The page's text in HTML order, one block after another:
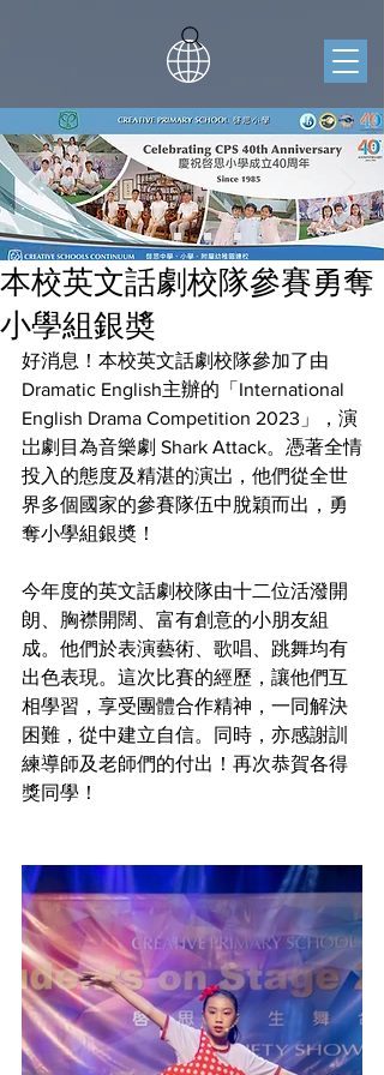
本校英文話劇校隊參賽勇奪
小學組銀奬
好消息！本校英文話劇校隊參加了由
Dramatic English主辦的「International
English Drama Competition 2023」，演
岀劇目為音樂劇 Shark Attack。憑著全情
投入的態度及精湛的演岀，他們從全世
界多個國家的參賽隊伍中脫穎而出，勇
奪小學組銀奬！
今年度的英文話劇校隊由十二位活潑開
朗、胸襟開闊、富有創意的小朋友組
成。他們於表演藝術、歌唱、跳舞均有
出色表現。這次比賽的經歷，讓他們互
相學習，享受團體合作精神，一同解決
困難，從中建立自信。同時，亦感謝訓
練導師及老師們的付出！再次恭賀各得
獎同學！